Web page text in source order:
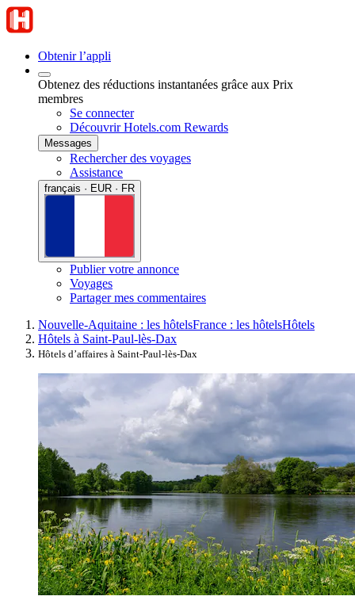
Obtenir l’appli
Obtenez des réductions instantanées grâce aux Prix
membres
Se connecter
Découvrir Hotels.com Rewards
Messages
Rechercher des voyages
Assistance
français · EUR · FR
Publier votre annonce
Voyages
Partager mes commentaires
Nouvelle-Aquitaine : les hôtelsFrance : les hôtelsHôtels
Hôtels à Saint-Paul-lès-Dax
Hôtels d’affaires à Saint-Paul-lès-Dax